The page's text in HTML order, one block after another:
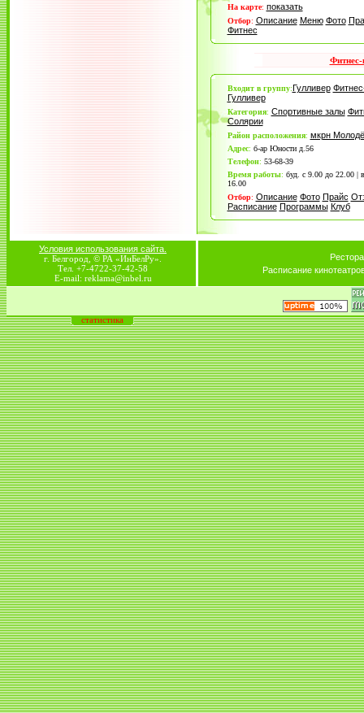
На карте: показать
Отбор: Описание Меню Фото
Фитнес
Фитнес-
Входит в группу:Гулливер
Гулливер
Категория: Спортивные залы
Солярии
Район расположения: мкрн
Адрес: б-ар Юности д.56
Телефон: 53-68-39
Время работы: буд. с 9.00 до 22.00 |
16.00
Отбор: Описание Фото Прайс
Расписание Программы Клуб
Условия использования сайта.
г. Белгород, © РА «ИнБелРу».
Тел. +7-4722-37-42-58
E-mail: reklama@inbel.ru
Расписание
статистика